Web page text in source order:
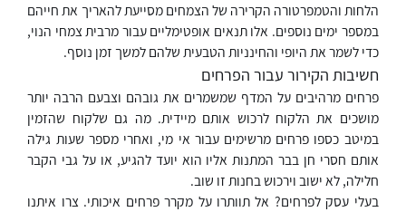
הלחות והטמפרטורה הקרירה של הצמחים מסייעת להאריך את חייהם
במספר ימים נוספים. אלו תנאים אופטימליים עבור מרבית צמחי הנוי,
כדי לשמר את היופי והחינניות הטבעית שלהם למשך זמן נוסף.
חשיבות הקירור עבור הפרחים
פרחים מרהיבים על המדף שמשמרים את גובהם וצבעם הרבה יותר
מושכים את הלקוח לרכוש אותם מיידית. מה גם שלקוח שהזמין
במיטב כספו פרחים מרשימים עבור אי מי, ואחרי מספר שעות גילה
אותם חסרי חן בבר המתנות אליו הוא יועד להגיע, או על גבי הקבר
חלילה, לא ישוב וירכוש בחנות זו שוב.
בעלי עסק לפרחים? אל תוותרו על מקרר פרחים איכותי. צרו איתנו